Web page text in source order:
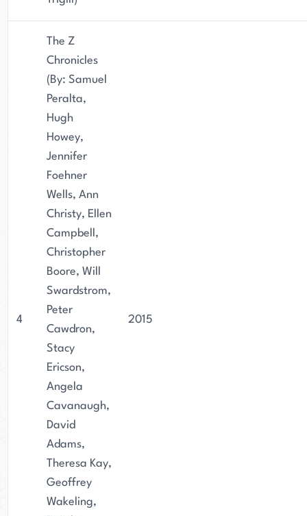
4
The Z
Chronicles
(By: Samuel
Peralta,
Hugh
Howey,
Jennifer
Foehner
Wells, Ann
Christy, Ellen
Campbell,
Christopher
Boore, Will
Swardstrom,
Peter
Cawdron,
Stacy
Ericson,
Angela
Cavanaugh,
David
Adams,
Theresa Kay,
Geoffrey
Wakeling,
2015